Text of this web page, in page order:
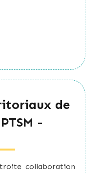
de
-
collaboration